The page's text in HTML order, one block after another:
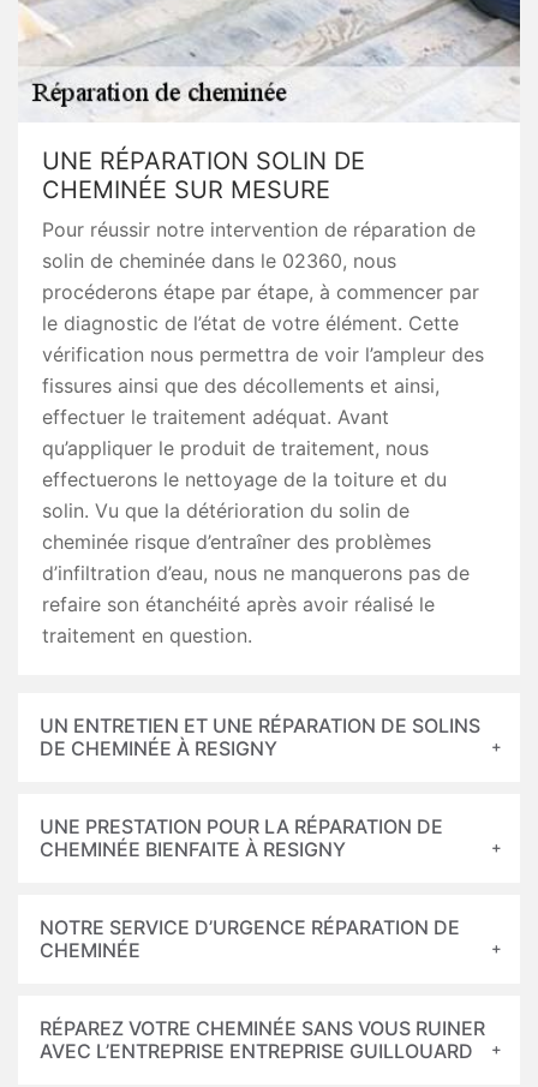
UNE RÉPARATION SOLIN DE
CHEMINÉE SUR MESURE
Pour réussir notre intervention de réparation de
solin de cheminée dans le 02360, nous
procéderons étape par étape, à commencer par
le diagnostic de l’état de votre élément. Cette
vérification nous permettra de voir l’ampleur des
fissures ainsi que des décollements et ainsi,
effectuer le traitement adéquat. Avant
qu’appliquer le produit de traitement, nous
effectuerons le nettoyage de la toiture et du
solin. Vu que la détérioration du solin de
cheminée risque d’entraîner des problèmes
d’infiltration d’eau, nous ne manquerons pas de
refaire son étanchéité après avoir réalisé le
traitement en question.
UN ENTRETIEN ET UNE RÉPARATION DE SOLINS
DE CHEMINÉE À RESIGNY
UNE PRESTATION POUR LA RÉPARATION DE
CHEMINÉE BIENFAITE À RESIGNY
NOTRE SERVICE D’URGENCE RÉPARATION DE
CHEMINÉE
RÉPAREZ VOTRE CHEMINÉE SANS VOUS RUINER
AVEC L’ENTREPRISE ENTREPRISE GUILLOUARD